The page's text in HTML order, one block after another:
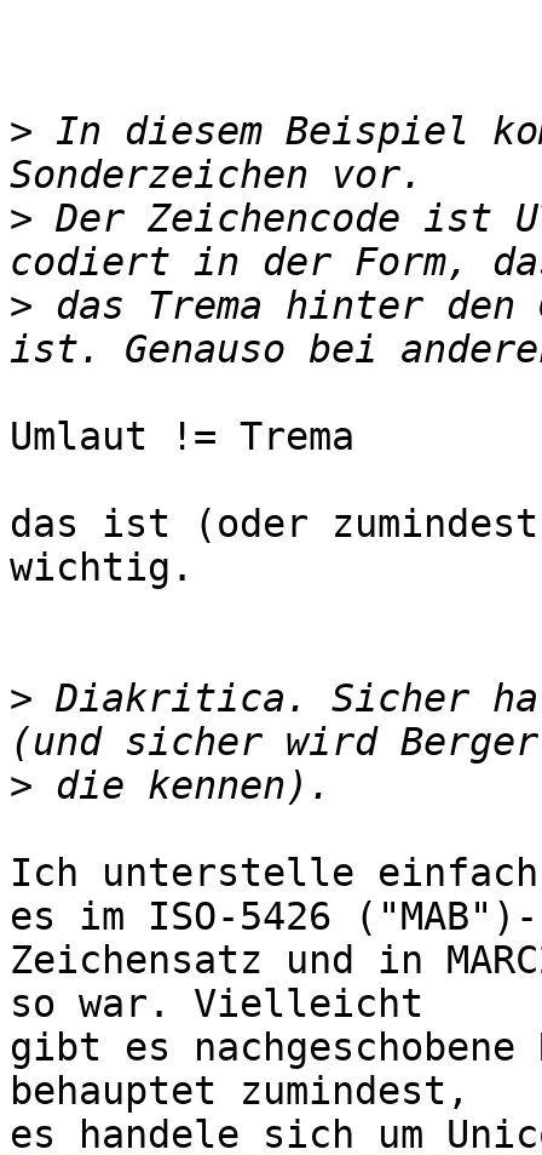
> In diesem Beispiel
> Der Zeichencode ist
> das Trema hinter den
Umlaut != Trema
das ist (oder
wichtig.
> Diakritica. Sicher
>
Ich unterstelle
es im ISO-5426 ("MAB")-
Zeichensatz und in
so war. Vielleicht
gibt es
behauptet zumindest,